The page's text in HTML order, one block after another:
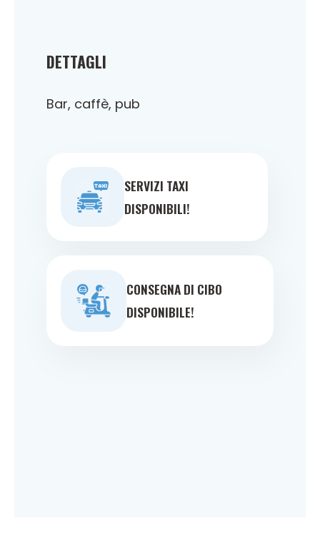
DETTAGLI
Bar, caffè, pub
SERVIZI TAXI
DISPONIBILI!
CONSEGNA DI CIBO
DISPONIBILE!